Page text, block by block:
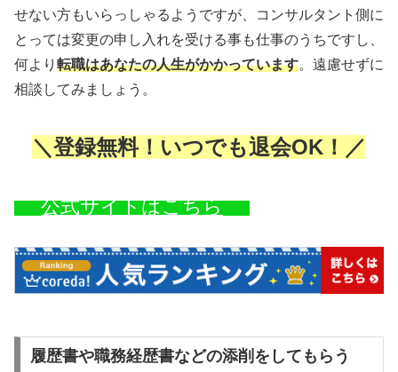
せない方もいらっしゃるようですが、コンサルタント側に
とっては変更の申し入れを受ける事も仕事のうちですし、
何より 転職はあなたの人生がかかっています。遠慮せずに
相談してみましょう。
＼登録無料！いつでも退会OK！／
公式サイトはこちら
履歴書や職務経歴書などの添削をしてもらう